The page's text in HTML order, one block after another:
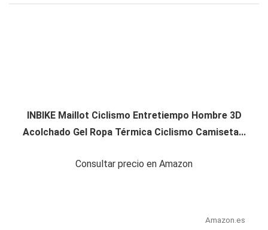
INBIKE Maillot Ciclismo Entretiempo Hombre 3D
Acolchado Gel Ropa Térmica Ciclismo Camiseta...
Consultar precio en Amazon
Amazon.es